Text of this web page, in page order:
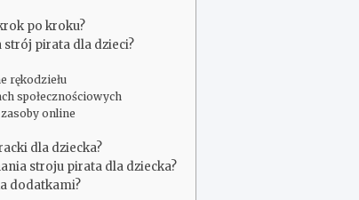
po kroku?
strój pirata dla dzieci?
rękodziełu
społecznościowych
online
dla dziecka?
stroju pirata dla dziecka?
dodatkami?